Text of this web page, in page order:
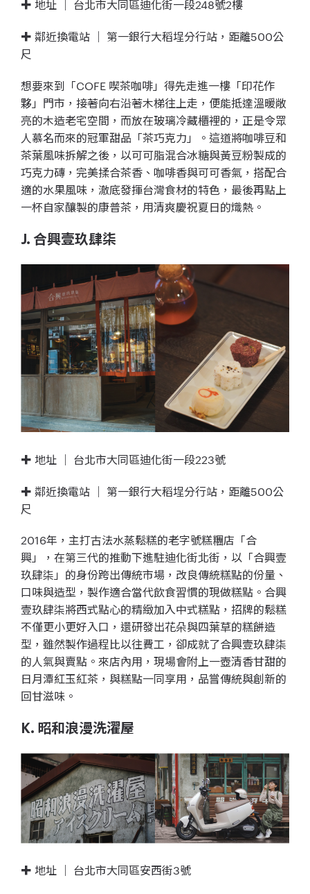
✚ 地址 ｜ 台北市大同區迪化街一段248號2樓
✚ 鄰近換電站 ｜ 第一銀行大稻埕分行站，距離500公
尺
想要來到「COFE 喫茶咖啡」得先走進一樓「印花作
夥」門市，接著向右沿著木梯往上走，便能抵達溫暖敞
亮的木造老宅空間，而放在玻璃冷藏櫃裡的，正是令眾
人慕名而來的冠軍甜品「茶巧克力」。這道將咖啡豆和
茶葉風味拆解之後，以可可脂混合冰糖與黃豆粉製成的
巧克力磚，完美揉合茶香、咖啡香與可可香氣，搭配合
適的水果風味，澈底發揮台灣食材的特色，最後再點上
一杯自家釀製的康普茶，用清爽慶祝夏日的熾熱。
J. 合興壹玖肆柒
✚ 地址 ｜ 台北市大同區迪化街一段223號
✚ 鄰近換電站 ｜ 第一銀行大稻埕分行站，距離500公
尺
2016年，主打古法水蒸鬆糕的老字號糕糰店「合
興」，在第三代的推動下進駐迪化街北街，以「合興壹
玖肆柒」的身份跨出傳統市場，改良傳統糕點的份量、
口味與造型，製作適合當代飲食習慣的現做糕點。合興
壹玖肆柒將西式點心的精緻加入中式糕點，招牌的鬆糕
不僅更小更好入口，還研發出花朵與四葉草的糕餅造
型，雖然製作過程比以往費工，卻成就了合興壹玖肆柒
的人氣與賣點。來店內用，現場會附上一壺清香甘甜的
日月潭紅玉紅茶，與糕點一同享用，品嘗傳統與創新的
回甘滋味。
K. 昭和浪漫洗濯屋
✚ 地址 ｜ 台北市大同區安西街3號